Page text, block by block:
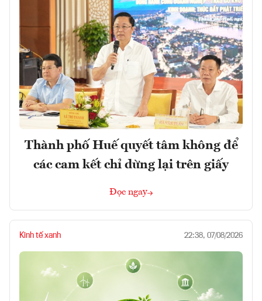
Thành phố Huế quyết tâm không để
các cam kết chỉ dừng lại trên giấy
Đọc ngay
Kinh tế xanh 22:38, 07/08/2026